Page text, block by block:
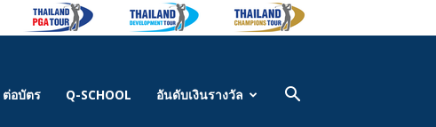
ต่อบัตร Q-SCHOOL อันดับเงินรางวัล